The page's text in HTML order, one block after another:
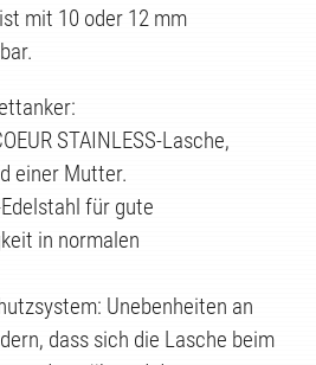
mit 10 oder 12 mm
STAINLESS-Lasche,
einer Mutter.
für gute
in normalen
Unebenheiten an
dass sich die Lasche beim